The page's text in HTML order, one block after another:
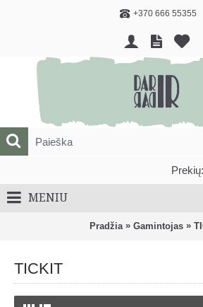
+370 666 55355
MENIU
Pradžia» Gamintojas»
TICKIT